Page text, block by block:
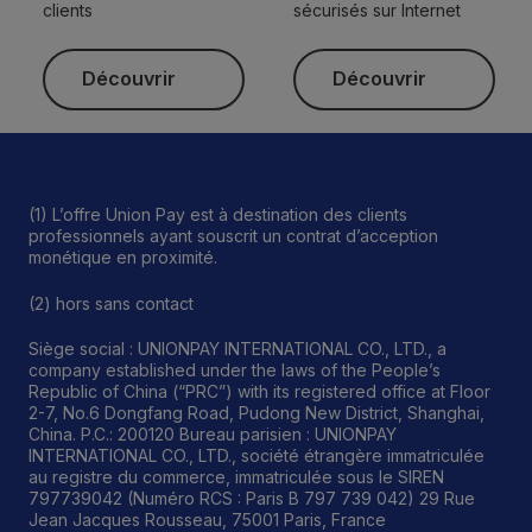
clients
Découvrir
Découvrir
sécurisés sur Internet
Découvrir
Découvrir
(1) L’offre Union Pay est à destination des clients
professionnels ayant souscrit un contrat d’acception
monétique en proximité.
(2) hors sans contact
Siège social : UNIONPAY INTERNATIONAL CO., LTD., a
company established under the laws of the People’s
Republic of China (“PRC”) with its registered office at Floor
2-7, No.6 Dongfang Road, Pudong New District, Shanghai,
China. P.C.: 200120 Bureau parisien : UNIONPAY
INTERNATIONAL CO., LTD., société étrangère immatriculée
au registre du commerce, immatriculée sous le SIREN
797739042 (Numéro RCS : Paris B 797 739 042) 29 Rue
Jean Jacques Rousseau, 75001 Paris, France